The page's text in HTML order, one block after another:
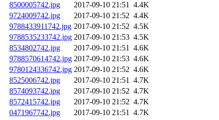
8500005742.jpg
2017-09-10 21:51 4.4K
9724009742.jpg
2017-09-10 21:52 4.4K
9788433911742.jpg 2017-09-10 21:52 4.5K
9788535233742.jpg 2017-09-10 21:53 4.5K
8534802742.jpg
2017-09-10 21:51 4.6K
9788570614742.jpg 2017-09-10 21:53 4.6K
9780124336742.jpg 2017-09-10 21:52 4.6K
8525006742.jpg
2017-09-10 21:51 4.7K
8574093742.jpg
2017-09-10 21:52 4.7K
8572415742.jpg
2017-09-10 21:52 4.7K
0471967742.jpg
2017-09-10 21:51 4.7K